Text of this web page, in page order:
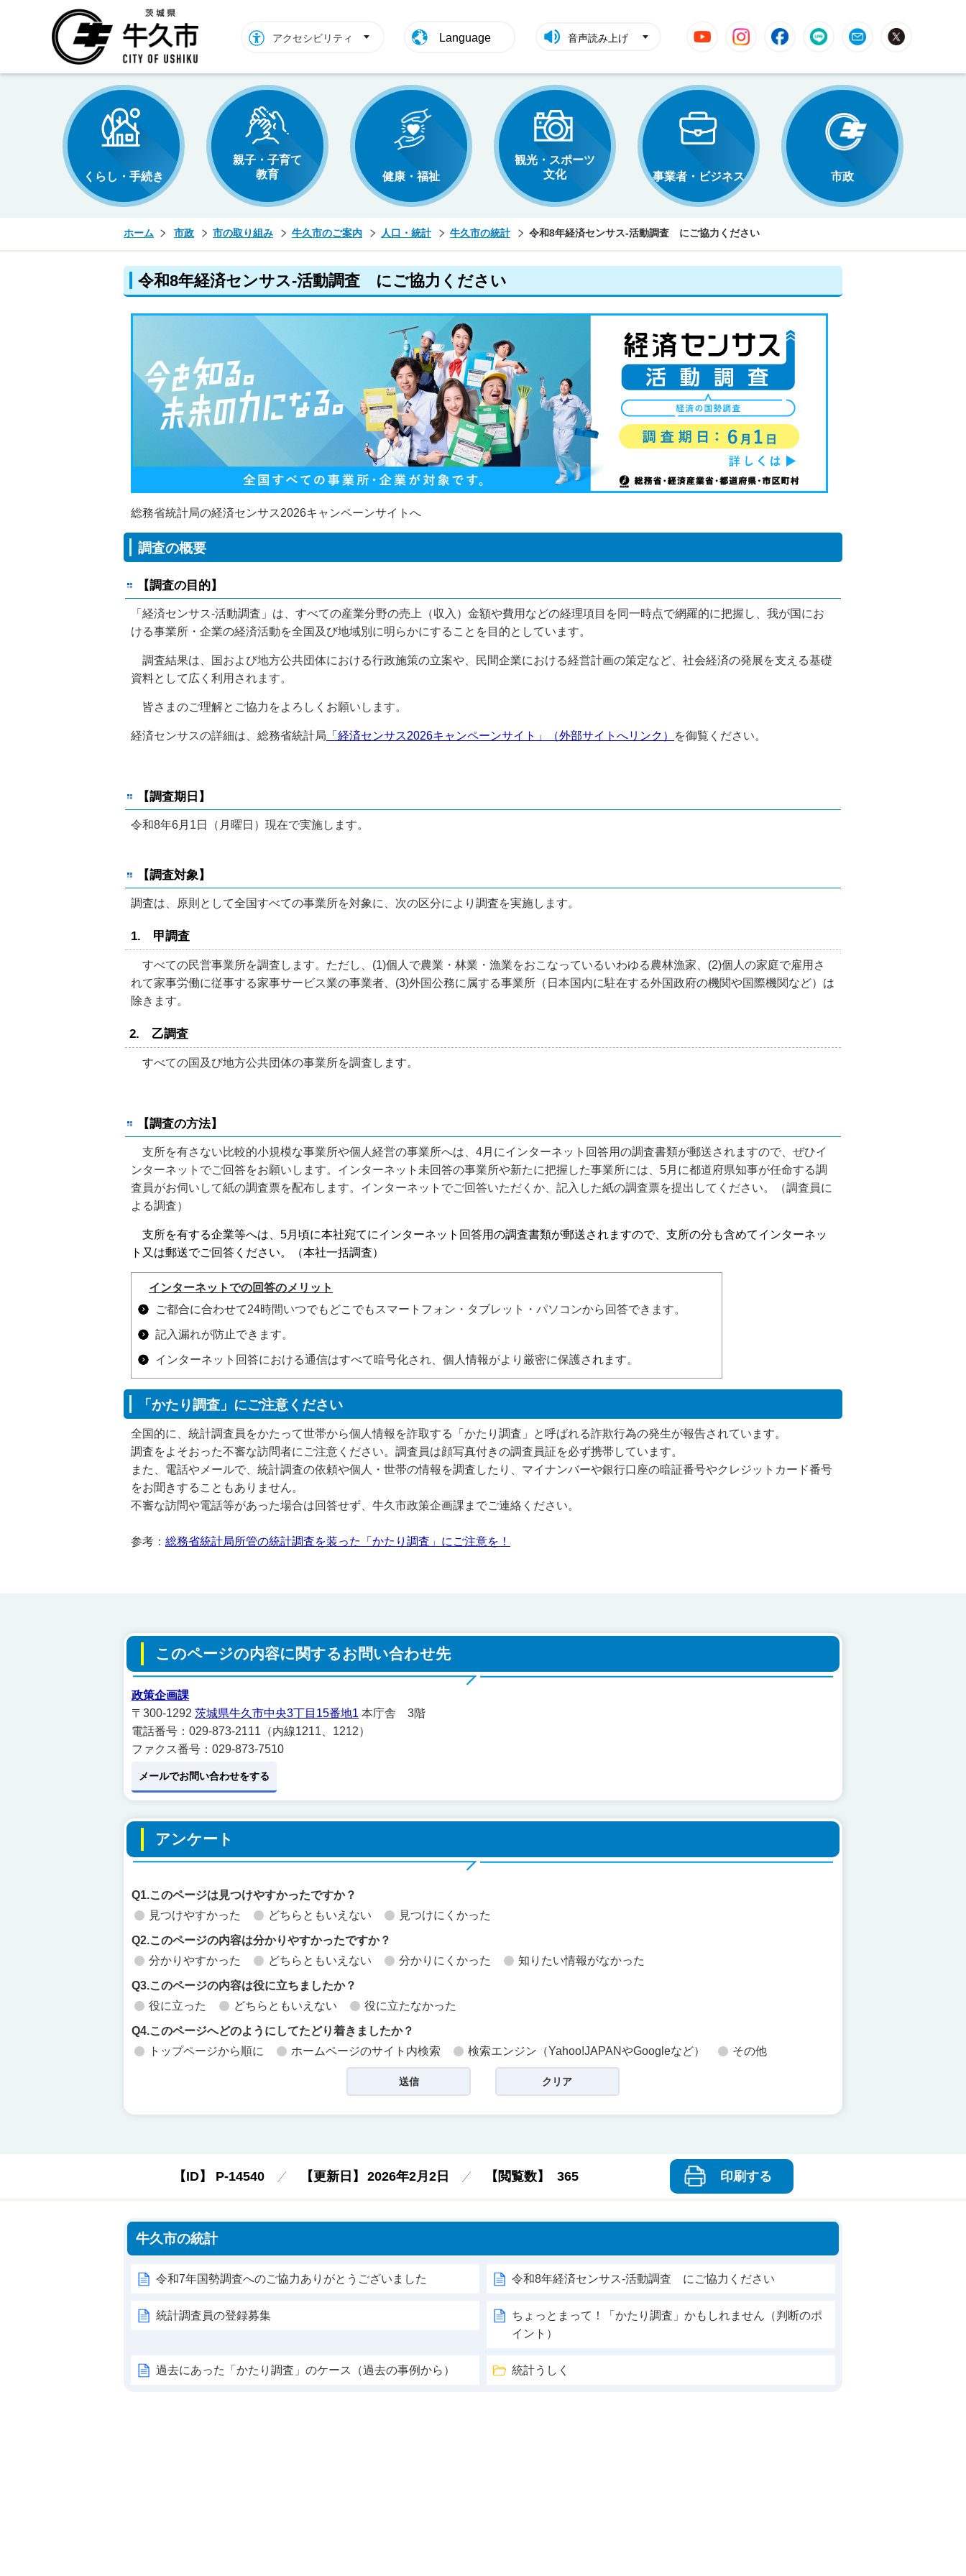
アクセシビリティ Language 音声読み上げ
YouTube InstagramFacebookLINE Mail
くらし・手続き
親子・子育て
教育
健康・福祉
観光・スポーツ
文化
事業者・ビジネス 市政
ホーム 市政 市の取り組み 牛久市のご案内 人口・統計 牛久市の統計 令和8年経済センサス‐活動調査 にご協力ください
令和8年経済センサス‐活動調査 にご協力ください
総務省統計局の経済センサス2026キャンペーンサイトへ
調査の概要
【調査の目的】
「経済センサス‐活動調査」は、すべての産業分野の売上（収入）金額や費用などの経理項目を同一時点で網羅的に把握し、我が国にお
ける事業所・企業の経済活動を全国及び地域別に明らかにすることを目的としています。
調査結果は、国および地方公共団体における行政施策の立案や、民間企業における経営計画の策定など、社会経済の発展を支える基礎
資料として広く利用されます。
皆さまのご理解とご協力をよろしくお願いします。
経済センサスの詳細は、総務省統計局 「経済センサス2026キャンペーンサイト」（外部サイトへリンク） を御覧ください。
【調査期日】
令和8年6月1日（月曜日）現在で実施します。
【調査対象】
調査は、原則として全国すべての事業所を対象に、次の区分により調査を実施します。
1. 甲調査
すべての民営事業所を調査します。ただし、(1)個人で農業・林業・漁業をおこなっているいわゆる農林漁家、(2)個人の家庭で雇用さ
れて家事労働に従事する家事サービス業の事業者、(3)外国公務に属する事業所（日本国内に駐在する外国政府の機関や国際機関など）は
除きます。
2. 乙調査
すべての国及び地方公共団体の事業所を調査します。
【調査の方法】
支所を有さない比較的小規模な事業所や個人経営の事業所へは、4月にインターネット回答用の調査書類が郵送されますので、ぜひイ
ンターネットでご回答をお願いします。インターネット未回答の事業所や新たに把握した事業所には、5月に都道府県知事が任命する調
査員がお伺いして紙の調査票を配布します。インターネットでご回答いただくか、記入した紙の調査票を提出してください。（調査員に
よる調査）
支所を有する企業等へは、5月頃に本社宛てにインターネット回答用の調査書類が郵送されますので、支所の分も含めてインターネッ
ト又は郵送でご回答ください。（本社一括調査）
インターネットでの回答のメリット
ご都合に合わせて24時間いつでもどこでもスマートフォン・タブレット・パソコンから回答できます。
記入漏れが防止できます。
インターネット回答における通信はすべて暗号化され、個人情報がより厳密に保護されます。
「かたり調査」にご注意ください
全国的に、統計調査員をかたって世帯から個人情報を詐取する「かたり調査」と呼ばれる詐欺行為の発生が報告されています。
調査をよそおった不審な訪問者にご注意ください。調査員は顔写真付きの調査員証を必ず携帯しています。
また、電話やメールで、統計調査の依頼や個人・世帯の情報を調査したり、マイナンバーや銀行口座の暗証番号やクレジットカード番号
をお聞きすることもありません。
不審な訪問や電話等があった場合は回答せず、牛久市政策企画課までご連絡ください。
参考： 総務省統計局所管の統計調査を装った「かたり調査」にご注意を！
このページの内容に関するお問い合わせ先
政策企画課
〒300-1292 茨城県牛久市中央3丁目15番地1 本庁舎 3階
電話番号：029-873-2111（内線1211、1212）
ファクス番号：029-873-7510
メールでお問い合わせをする
アンケート
Q1.このページは見つけやすかったですか？
見つけやすかった
どちらともいえない 見つけにくかった
Q2.このページの内容は分かりやすかったですか？
分かりやすかった
どちらともいえない 分かりにくかった 知りたい情報がなかった
Q3.このページの内容は役に立ちましたか？
役に立った
どちらともいえない 役に立たなかった
Q4.このページへどのようにしてたどり着きましたか？
トップページから順に
ホームページのサイト内検索 検索エンジン（Yahoo!JAPANやGoogleなど） その他
【ID】 P-14540 【更新日】 2026年2月2日 【閲覧数】 365 印刷する
牛久市の統計
令和7年国勢調査へのご協力ありがとうございました 令和8年経済センサス‐活動調査 にご協力ください
統計調査員の登録募集
ちょっとまって！「かたり調査」かもしれません（判断のポ
イント）
過去にあった「かたり調査」のケース（過去の事例から） 統計うしく